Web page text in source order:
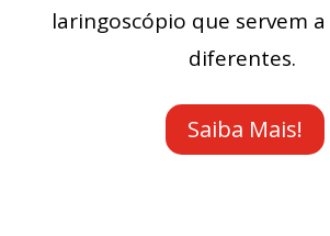
laringoscópio que servem
diferentes.
Saiba Mais!